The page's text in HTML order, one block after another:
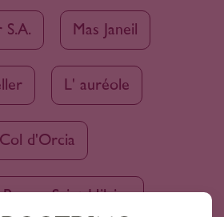
S.A. Mas Janeil
L' auréole
Col d'Orcia
Saint-Hilaire